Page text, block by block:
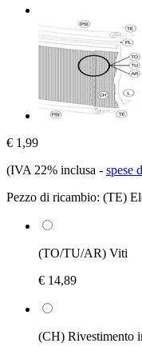
€ 1,99
(IVA 22% inclusa - spese
Pezzo di ricambio: (TE)
(TO/TU/AR) Viti
€ 14,89
(CH) Rivestimento